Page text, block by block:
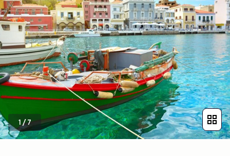
1 /7